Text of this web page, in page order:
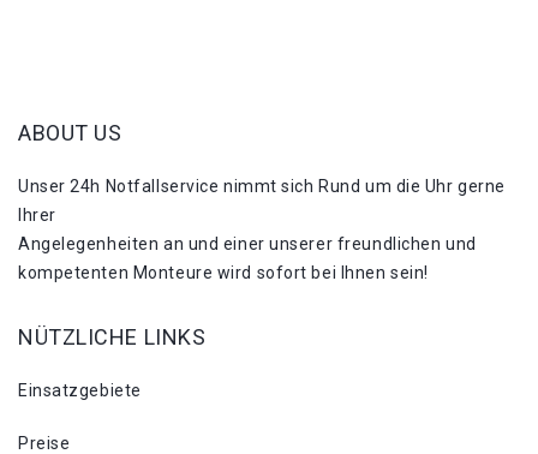
ABOUT US
Unser 24h Notfallservice nimmt sich Rund um die Uhr gerne
Ihrer
Angelegenheiten an und einer unserer freundlichen und
kompetenten Monteure wird sofort bei Ihnen sein!
NÜTZLICHE LINKS
Einsatzgebiete
Preise